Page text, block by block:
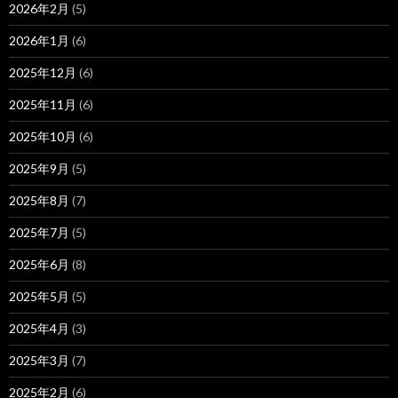
2026年2月 (5)
2026年1月 (6)
2025年12月 (6)
2025年11月 (6)
2025年10月 (6)
2025年9月 (5)
2025年8月 (7)
2025年7月 (5)
2025年6月 (8)
2025年5月 (5)
2025年4月 (3)
2025年3月 (7)
2025年2月 (6)